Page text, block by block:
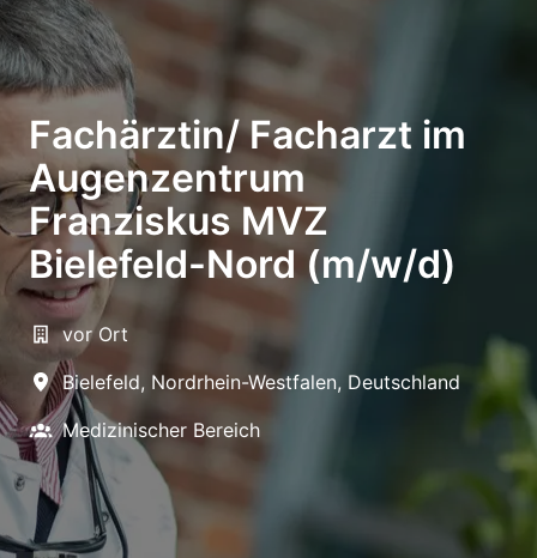
Fachärztin/ Facharzt im
Augenzentrum
Franziskus MVZ
Bielefeld-Nord (m/w/d)
vor Ort
Bielefeld, Nordrhein-Westfalen, Deutschland
Medizinischer Bereich